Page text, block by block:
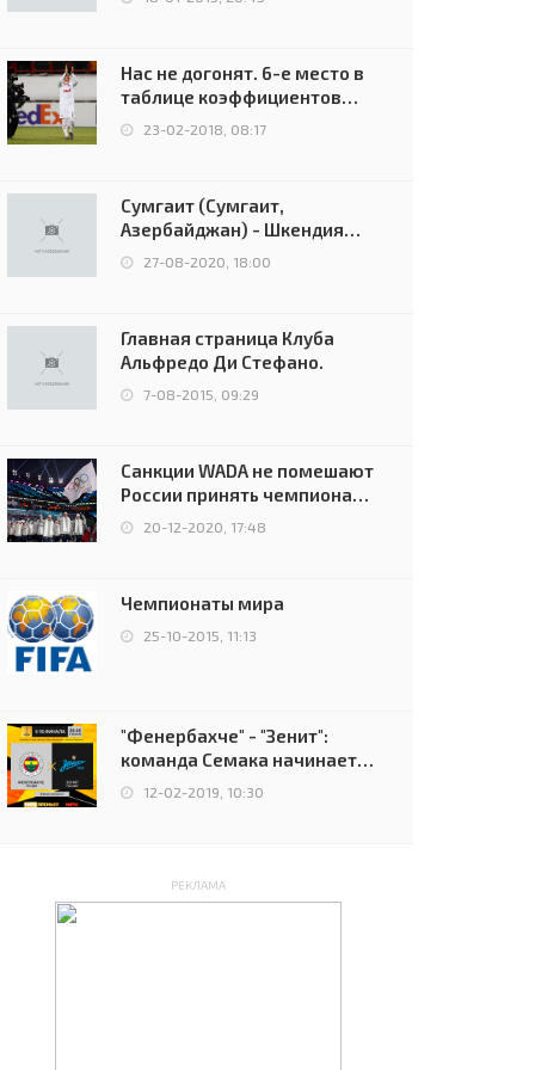
Нас не догонят. 6-е место в
таблице коэффициентов
УЕФА остаётся за Россией
23-02-2018, 08:17
Сумгаит (Сумгаит,
Азербайджан) - Шкендия
(Тетово, Северная
Македония) - 0:2 (0:0)
27-08-2020, 18:00
Главная страница Клуба
Альфредо Ди Стефано.
7-08-2015, 09:29
Санкции WADA не помешают
России принять чемпионат
Европы и финал Лиги
чемпионов.
20-12-2020, 17:48
Чемпионаты мира
25-10-2015, 11:13
"Фенербахче" - "Зенит":
команда Семака начинает
путь в плей-офф Лиги
12-02-2019, 10:30
РЕКЛАМА